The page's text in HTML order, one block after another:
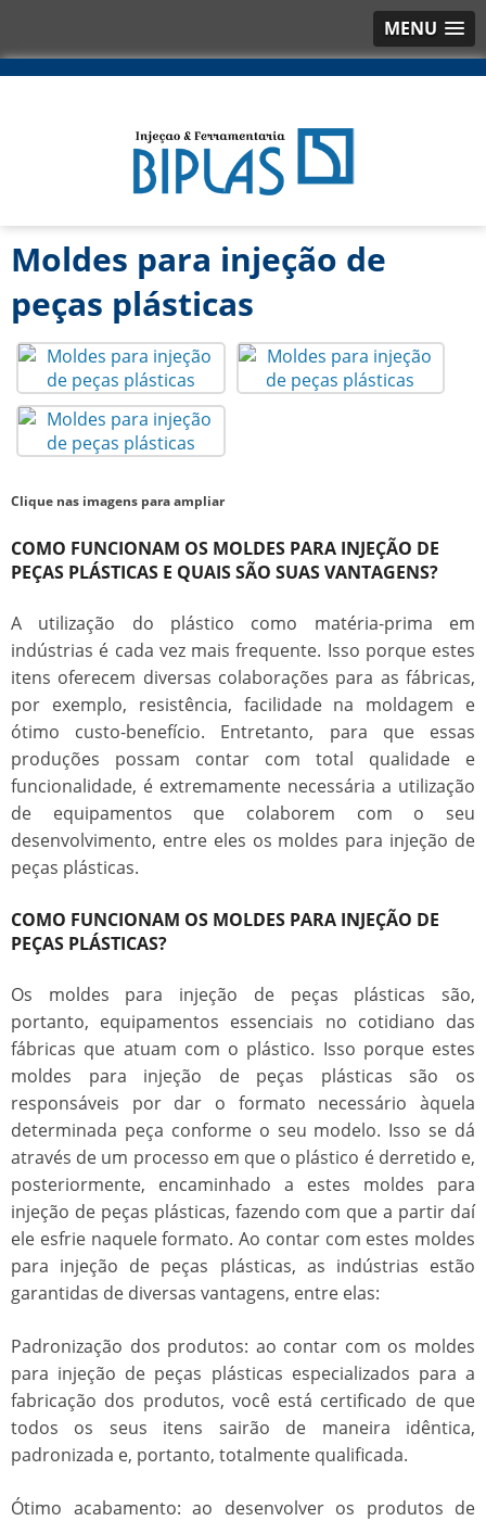
MENU
Moldes para injeção de
peças plásticas
Clique nas imagens para ampliar
COMO FUNCIONAM OS MOLDES PARA INJEÇÃO DE
PEÇAS PLÁSTICAS E QUAIS SÃO SUAS VANTAGENS?
A utilização do plástico como matéria-prima em
indústrias é cada vez mais frequente. Isso porque estes
itens oferecem diversas colaborações para as fábricas,
por exemplo, resistência, facilidade na moldagem e
ótimo custo-benefício. Entretanto, para que essas
produções possam contar com total qualidade e
funcionalidade, é extremamente necessária a utilização
de equipamentos que colaborem com o seu
desenvolvimento, entre eles os moldes para injeção de
peças plásticas.
COMO FUNCIONAM OS MOLDES PARA INJEÇÃO DE
PEÇAS PLÁSTICAS?
Os moldes para injeção de peças plásticas são,
portanto, equipamentos essenciais no cotidiano das
fábricas que atuam com o plástico. Isso porque estes
moldes para injeção de peças plásticas são os
responsáveis por dar o formato necessário àquela
determinada peça conforme o seu modelo. Isso se dá
através de um processo em que o plástico é derretido e,
posteriormente, encaminhado a estes moldes para
injeção de peças plásticas, fazendo com que a partir daí
ele esfrie naquele formato. Ao contar com estes moldes
para injeção de peças plásticas, as indústrias estão
garantidas de diversas vantagens, entre elas:
Padronização dos produtos: ao contar com os moldes
para injeção de peças plásticas especializados para a
fabricação dos produtos, você está certificado de que
todos os seus itens sairão de maneira idêntica,
padronizada e, portanto, totalmente qualificada.
Ótimo acabamento: ao desenvolver os produtos de